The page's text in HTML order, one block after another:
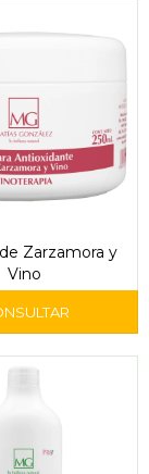
Zarzamora y
Vino